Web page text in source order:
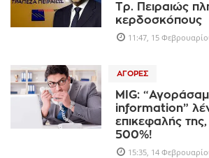
Τρ. Πειραιώς
κερδοσκόπους
11:47, 15
ΑΓΟΡΈΣ
MIG:
information”
επικεφαλής
500%!
15:35, 14